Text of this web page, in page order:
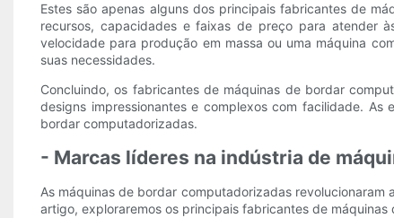
Estes são apenas alguns dos principais fabricantes de
recursos, capacidades e faixas de preço para atender
velocidade para produção em massa ou uma máquina
suas necessidades.
Concluindo, os fabricantes de máquinas de bordar
designs impressionantes e complexos com facilidade.
bordar computadorizadas.
- Marcas líderes na indústria de
As máquinas de bordar computadorizadas
artigo, exploraremos os principais fabricantes de